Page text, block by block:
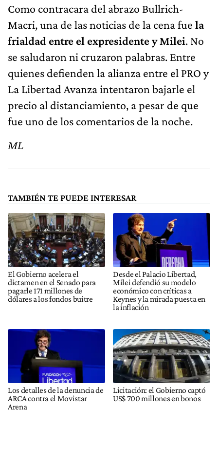
Como contracara del abrazo Bullrich-
Macri, una de las noticias de la cena fue la
frialdad entre el expresidente y Milei. No
se saludaron ni cruzaron palabras. Entre
quienes defienden la alianza entre el PRO y
La Libertad Avanza intentaron bajarle el
precio al distanciamiento, a pesar de que
fue uno de los comentarios de la noche.
ML
TAMBIÉN TE PUEDE INTERESAR
El Gobierno acelera el
dictamen en el Senado para
pagarle 171 millones de
dólares a los fondos buitre
Desde el Palacio Libertad,
Milei defendió su modelo
económico con críticas a
Keynes y la mirada puesta en
la inflación
Los detalles de la denuncia de
ARCA contra el Movistar
Arena
Licitación: el Gobierno captó
US$ 700 millones en bonos